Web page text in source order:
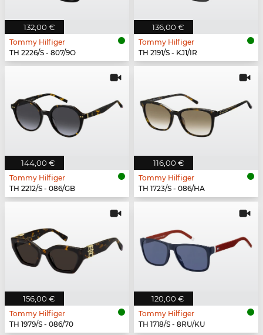
132,00 €
Tommy Hilfiger
TH 2226/S - 807/9O
136,00 €
Tommy Hilfiger
TH 2191/S - KJ1/IR
144,00 €
Tommy Hilfiger
TH 2212/S - 086/GB
116,00 €
Tommy Hilfiger
TH 1723/S - 086/HA
156,00 €
Tommy Hilfiger
TH 1979/S - 086/70
120,00 €
Tommy Hilfiger
TH 1718/S - 8RU/KU